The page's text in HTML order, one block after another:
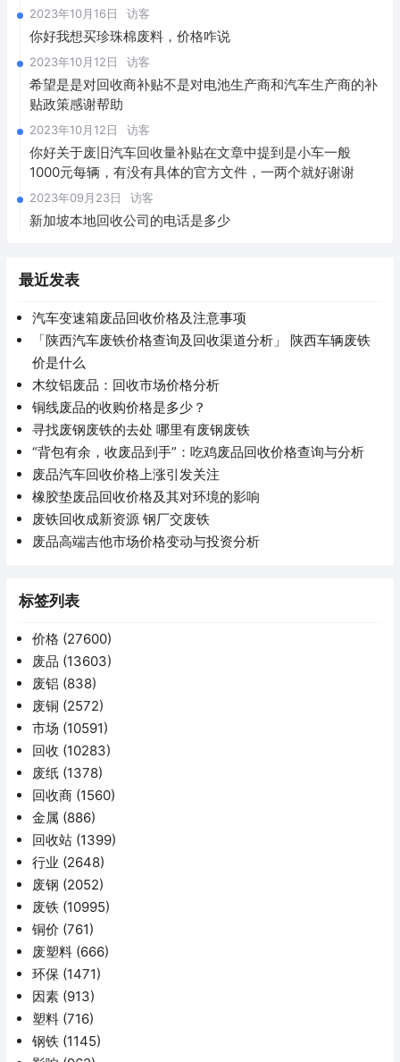
2023年10月16日 访客
你好我想买珍珠棉废料，价格咋说
2023年10月12日 访客
希望是是对回收商补贴不是对电池生产商和汽车生产商的补
贴政策感谢帮助
2023年10月12日 访客
你好关于废旧汽车回收量补贴在文章中提到是小车一般
1000元每辆，有没有具体的官方文件，一两个就好谢谢
2023年09月23日 访客
新加坡本地回收公司的电话是多少
最近发表
汽车变速箱废品回收价格及注意事项
「陕西汽车废铁价格查询及回收渠道分析」 陕西车辆废铁
价是什么
木纹铝废品：回收市场价格分析
铜线废品的收购价格是多少？
寻找废钢废铁的去处 哪里有废钢废铁
“背包有余，收废品到手”：吃鸡废品回收价格查询与分析
废品汽车回收价格上涨引发关注
橡胶垫废品回收价格及其对环境的影响
废铁回收成新资源 钢厂交废铁
废品高端吉他市场价格变动与投资分析
标签列表
价格 (27600)
废品 (13603)
废铝 (838)
废铜 (2572)
市场 (10591)
回收 (10283)
废纸 (1378)
回收商 (1560)
金属 (886)
回收站 (1399)
行业 (2648)
废钢 (2052)
废铁 (10995)
铜价 (761)
废塑料 (666)
环保 (1471)
因素 (913)
塑料 (716)
钢铁 (1145)